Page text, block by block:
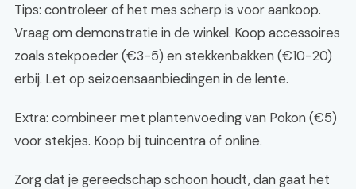
Tips: controleer of het mes scherp is voor aankoop.
Vraag om demonstratie in de winkel. Koop accessoires
zoals stekpoeder (€3-5) en stekkenbakken (€10-20)
erbij. Let op seizoensaanbiedingen in de lente.
Extra: combineer met plantenvoeding van Pokon (€5)
voor stekjes. Koop bij tuincentra of online.
Zorg dat je gereedschap schoon houdt, dan gaat het